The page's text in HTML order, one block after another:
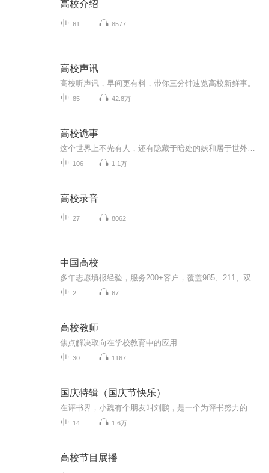
高校介绍
61 8577
高校声讯
高校听声讯，早间更有料，带你三分钟速览高校新鲜事。
85 42.8万
高校诡事
106 1.1万
高校录音
27 8062
中国高校
2 67
高校教师
焦点解决取向在学校教育中的应用
30 1167
国庆特辑（国庆节快乐）
14 1.6万
高校节目展播